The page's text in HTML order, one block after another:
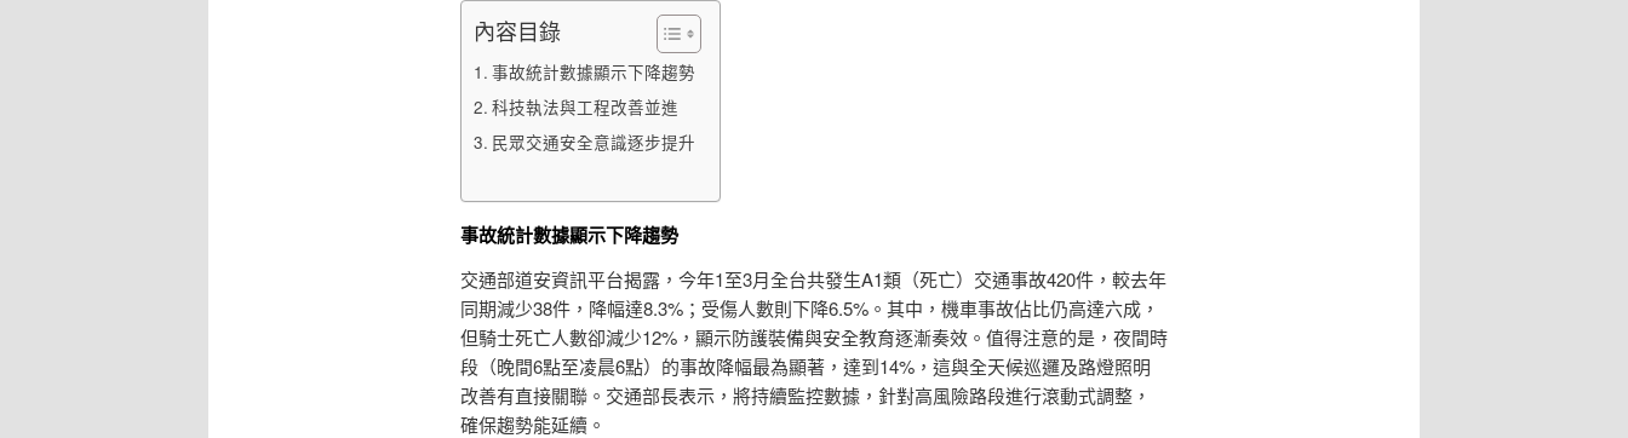
內容目錄
事故統計數據顯示下降趨勢
科技執法與工程改善並進
民眾交通安全意識逐步提升
事故統計數據顯示下降趨勢
交通部道安資訊平台揭露，今年1至3月全台共發生A1類（死亡）交通事故420件，較去年
同期減少38件，降幅達8.3%；受傷人數則下降6.5%。其中，機車事故佔比仍高達六成，
但騎士死亡人數卻減少12%，顯示防護裝備與安全教育逐漸奏效。值得注意的是，夜間時
段（晚間6點至凌晨6點）的事故降幅最為顯著，達到14%，這與全天候巡邏及路燈照明
改善有直接關聯。交通部長表示，將持續監控數據，針對高風險路段進行滾動式調整，
確保趨勢能延續。